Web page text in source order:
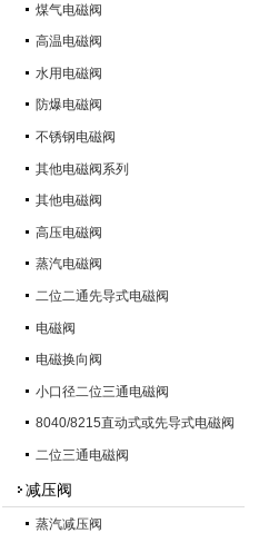
煤气电磁阀
高温电磁阀
水用电磁阀
防爆电磁阀
不锈钢电磁阀
其他电磁阀系列
其他电磁阀
高压电磁阀
蒸汽电磁阀
二位二通先导式电磁阀
电磁阀
电磁换向阀
小口径二位三通电磁阀
8040/8215直动式或先导式电磁阀
二位三通电磁阀
减压阀
蒸汽减压阀